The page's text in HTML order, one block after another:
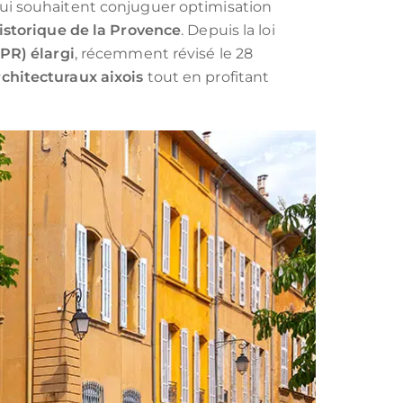
NUE‑PROPRIÉTÉ
MAURICE (NON-RÉSIDENT)
LLI
souhaitent conjuguer optimisation
de la Provence. Depuis la loi
élargi, récemment révisé le 28
aixois tout en profitant